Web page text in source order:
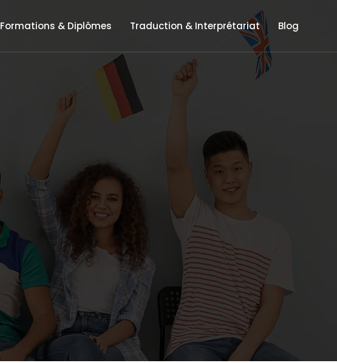
Formations & Diplômes Traduction & Interprétariat Blog